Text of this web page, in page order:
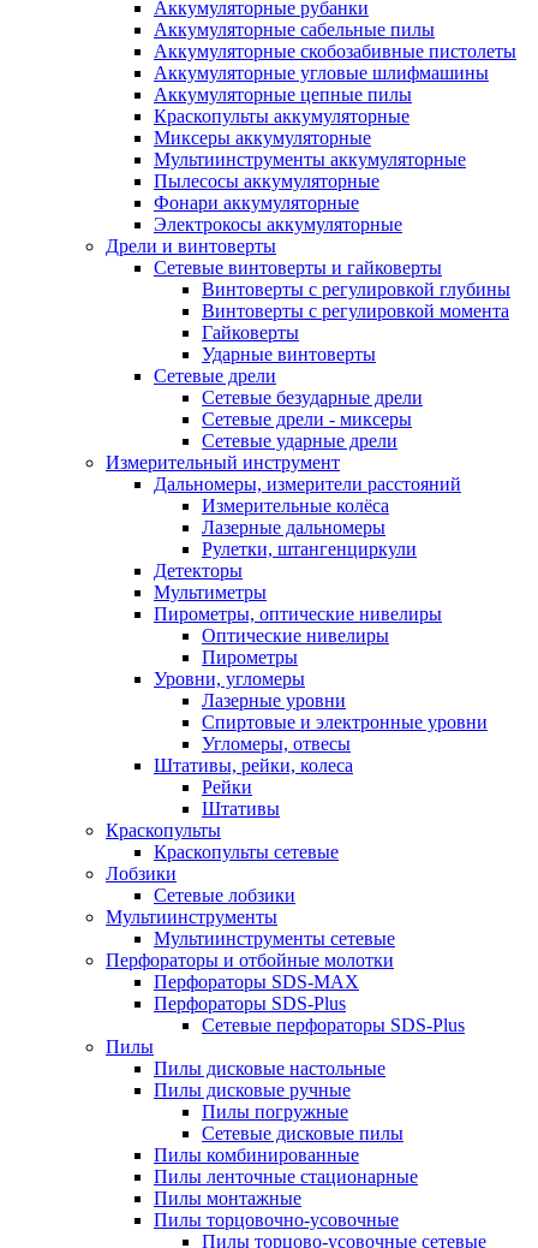
Аккумуляторные рубанки
Аккумуляторные сабельные пилы
Аккумуляторные скобозабивные пистолеты
Аккумуляторные угловые шлифмашины
Аккумуляторные цепные пилы
Краскопульты аккумуляторные
Миксеры аккумуляторные
Мультиинструменты аккумуляторные
Пылесосы аккумуляторные
Фонари аккумуляторные
Электрокосы аккумуляторные
Дрели и винтоверты
Сетевые винтоверты и гайковерты
Винтоверты с регулировкой глубины
Винтоверты с регулировкой момента
Гайковерты
Ударные винтоверты
Сетевые дрели
Сетевые безударные дрели
Сетевые дрели - миксеры
Сетевые ударные дрели
Измерительный инструмент
Дальномеры, измерители расстояний
Измерительные колёса
Лазерные дальномеры
Рулетки, штангенциркули
Детекторы
Мультиметры
Пирометры, оптические нивелиры
Оптические нивелиры
Пирометры
Уровни, угломеры
Лазерные уровни
Спиртовые и электронные уровни
Угломеры, отвесы
Штативы, рейки, колеса
Рейки
Штативы
Краскопульты
Краскопульты сетевые
Лобзики
Сетевые лобзики
Мультиинструменты
Мультиинструменты сетевые
Перфораторы и отбойные молотки
Перфораторы SDS-MAX
Перфораторы SDS-Plus
Сетевые перфораторы SDS-Plus
Пилы
Пилы дисковые настольные
Пилы дисковые ручные
Пилы погружные
Сетевые дисковые пилы
Пилы комбинированные
Пилы ленточные стационарные
Пилы монтажные
Пилы торцовочно-усовочные
Пилы торцово-усовочные сетевые